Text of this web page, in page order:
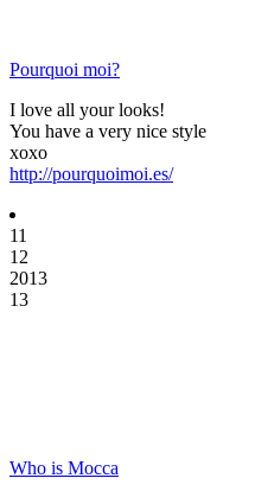
Pourquoi moi?
I love all your looks!
You have a very nice style
xoxo
http://pourquoimoi.es/
11
12
2013
13
Who is Mocca